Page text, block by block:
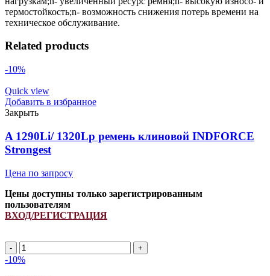
термостойкость;n- возможность снижения потерь времени на
техническое обслуживание.
Related products
-10%
Quick view
Добавить в избранное
Закрыть
A 1290Li/ 1320Lp ремень клиновой INDFORCE
Strongest
Цена по запросу
Цены доступны только зарегистрированным
пользователям
ВХОД/РЕГИСТРАЦИЯ
A
1290Li/
-10%